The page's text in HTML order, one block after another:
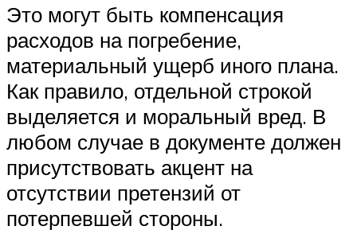
Это могут быть компенсация
расходов на погребение,
материальный ущерб иного плана.
Как правило, отдельной строкой
выделяется и моральный вред. В
любом случае в документе должен
присутствовать акцент на
отсутствии претензий от
потерпевшей стороны.